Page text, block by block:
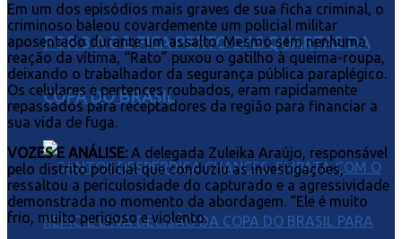
POR 3 A 0 E FICA PERTO DAS QUARTAS DA
COPA DO BRASIL
Em um dos episódios mais graves de sua ficha criminal, o
criminoso baleou covardemente um policial militar
aposentado durante um assalto. Mesmo sem nenhuma
reação da vítima, “Rato” puxou o gatilho à queima-roupa,
deixando o trabalhador da segurança pública paraplégico.
Os celulares e pertences roubados, eram rapidamente
repassados para receptadores da região para financiar a
sua vida de fuga.
VOZES E ANÁLISE: A delegada Zuleika Araújo, responsável
pelo distrito policial que conduziu as investigações,
ressaltou a periculosidade do capturado e a agressividade
demonstrada no momento da abordagem. “Ele é muito
frio, muito perigoso e violento.